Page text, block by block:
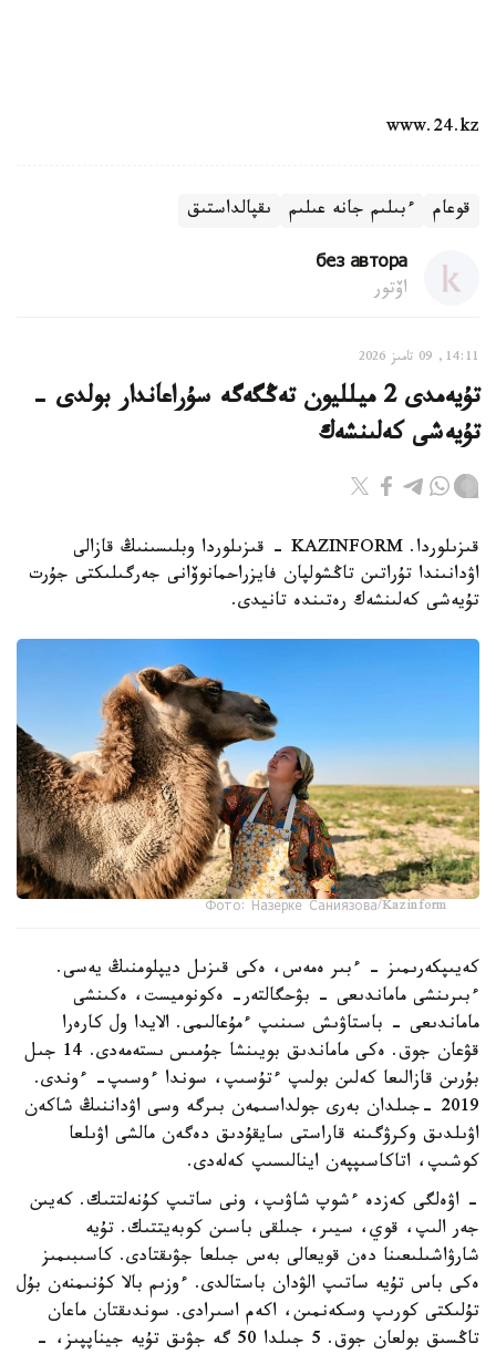
www.24.kz
قوعام ءبىلىم جانە عىلىم ىقپالداستىق
без автора
اۆتور
14:11, 09 تامىز 2026
تۇيەمدى 2 ميلليون تەڭگەگە سۇراعاندار بولدى -
تۇيەشى كەلىنشەك
قىزىلوردا. KAZINFORM - قىزىلوردا وبلىسىنىڭ قازالى
اۋدانىندا تۇراتىن تاڭشولپان فايزراحمانوۆانى جەرگىلىكتى جۇرت
تۇيەشى كەلىنشەك رەتىندە تانيدى.
Фото: Назерке Саниязова/Kazinform
كەيىپكەرىمىز - ءبىر ەمەس، ەكى قىزىل ديپلومنىڭ يەسى.
ءبىرىنشى ماماندىعى - بۋحگالتەر- ەكونوميست، ەكىنشى
ماماندىعى - باستاۋىش سىنىپ ءمۇعالىمى. الايدا ول كارەرا
قۋعان جوق. ەكى ماماندىق بويىنشا جۇمىس ىستەمەدى. 14 جىل
بۇرىن قازالىعا كەلىن بولىپ ءتۇسىپ، سوندا ءوسىپ- ءوندى.
2019 -جىلدان بەرى جولداسىمەن بىرگە وسى اۋداننىڭ شاكەن
اۋىلدىق وكرۋگىنە قاراستى سايقۇدىق دەگەن مالشى اۋىلعا
كوشىپ، اتاكاسىپپەن اينالىسىپ كەلەدى.
- اۋەلگى كەزدە ءشوپ شاۋىپ، ونى ساتىپ كۇنەلتتىك. كەيىن
جەر الىپ، قوي، سيىر، جىلقى باسىن كوبەيتتىك. تۇيە
شارۋاشىلىعىنا دەن قويعالى بەس جىلعا جۋىقتادى. كاسىبىمىز
ەكى باس تۇيە ساتىپ الۋدان باستالدى. ءوزىم بالا كۇنىمنەن بۇل
تۇلىكتى كورىپ وسكەنمىن، اكەم اسىرادى. سوندىقتان ماعان
تاڭسىق بولعان جوق. 5 جىلدا 50 گە جۋىق تۇيە جيناپپىز، -